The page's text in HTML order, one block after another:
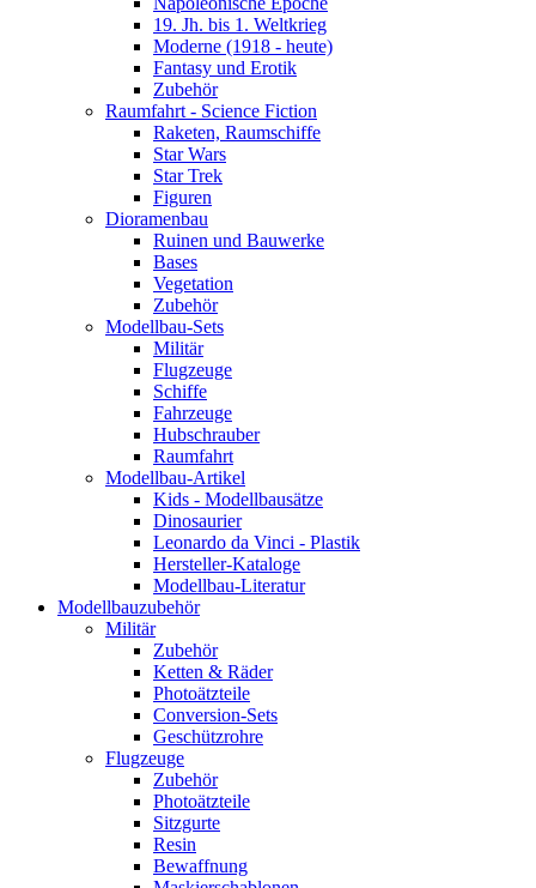
19. Jh. bis 1. Weltkrieg
Moderne (1918 - heute)
Fantasy und Erotik
Zubehör
Raumfahrt - Science Fiction
Raketen, Raumschiffe
Star Wars
Star Trek
Figuren
Dioramenbau
Ruinen und Bauwerke
Bases
Vegetation
Zubehör
Modellbau-Sets
Militär
Flugzeuge
Schiffe
Fahrzeuge
Hubschrauber
Raumfahrt
Modellbau-Artikel
Kids - Modellbausätze
Dinosaurier
Leonardo da Vinci - Plastik
Hersteller-Kataloge
Modellbau-Literatur
Modellbauzubehör
Militär
Zubehör
Ketten & Räder
Photoätzteile
Conversion-Sets
Geschützrohre
Flugzeuge
Zubehör
Photoätzteile
Sitzgurte
Resin
Bewaffnung